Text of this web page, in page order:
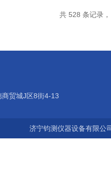
共 528 条记录
贸城J区8街4-13
济宁钧测仪器设备有限